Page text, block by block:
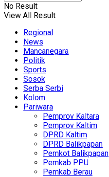
No Result
View All Result
Regional
News
Mancanegara
Politik
Sports
Sosok
Serba Serbi
Kolom
Pariwara
Pemprov Kaltara
Pemprov Kaltim
DPRD Kaltim
DPRD Balikpapan
Pemkot Balikpapan
Pemkab PPU
Pemkab Berau